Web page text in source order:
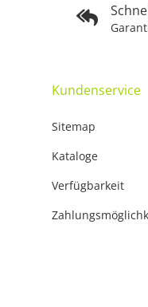
Kundenservice
Sitemap
Kataloge
Verfügbarkeit